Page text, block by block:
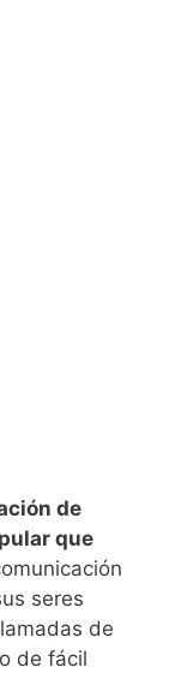
de
que
seres
de
de fácil